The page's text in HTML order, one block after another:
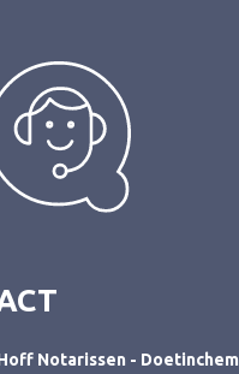
Notarissen - Doetinchem